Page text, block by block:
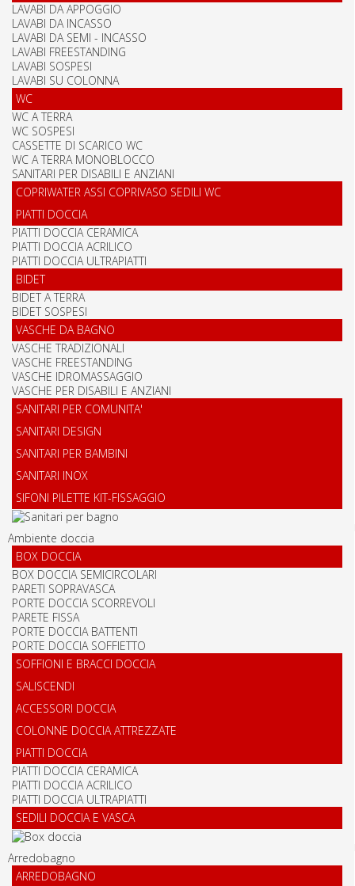
LAVABI DA APPOGGIO
LAVABI DA INCASSO
LAVABI DA SEMI - INCASSO
LAVABI FREESTANDING
LAVABI SOSPESI
LAVABI SU COLONNA
WC
WC A TERRA
WC SOSPESI
CASSETTE DI SCARICO WC
WC A TERRA MONOBLOCCO
SANITARI PER DISABILI E ANZIANI
COPRIWATER ASSI COPRIVASO SEDILI WC
PIATTI DOCCIA
PIATTI DOCCIA CERAMICA
PIATTI DOCCIA ACRILICO
PIATTI DOCCIA ULTRAPIATTI
BIDET
BIDET A TERRA
BIDET SOSPESI
VASCHE DA BAGNO
VASCHE TRADIZIONALI
VASCHE FREESTANDING
VASCHE IDROMASSAGGIO
VASCHE PER DISABILI E ANZIANI
SANITARI PER COMUNITA'
SANITARI DESIGN
SANITARI PER BAMBINI
SANITARI INOX
SIFONI PILETTE KIT-FISSAGGIO
Ambiente doccia
BOX DOCCIA
BOX DOCCIA SEMICIRCOLARI
PARETI SOPRAVASCA
PORTE DOCCIA SCORREVOLI
PARETE FISSA
PORTE DOCCIA BATTENTI
PORTE DOCCIA SOFFIETTO
SOFFIONI E BRACCI DOCCIA
SALISCENDI
ACCESSORI DOCCIA
COLONNE DOCCIA ATTREZZATE
PIATTI DOCCIA
PIATTI DOCCIA CERAMICA
PIATTI DOCCIA ACRILICO
PIATTI DOCCIA ULTRAPIATTI
SEDILI DOCCIA E VASCA
Arredobagno
ARREDOBAGNO